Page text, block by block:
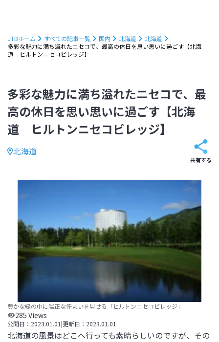
JTBホーム すべての記事一覧 国内 北海道
北海道
多彩な魅力に満ち溢れたニセコで、最高の休日を思い思いに過ごす【北海
道 ヒルトンニセコビレッジ】
多彩な魅力に満ち溢れたニセコで、最
高の休日を思い思いに過ごす【北海
道 ヒルトンニセコビレッジ】
北海道
共有する
豊かな緑の中に端正な佇まいを見せる「ヒルトンニセコビレッジ」
285 Views
公開日： 2023.01.01|更新日： 2023.01.01
北海道の風景はどこへ行っても素晴らしいのですが、その